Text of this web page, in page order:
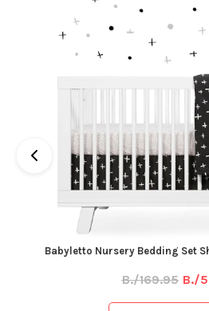
Babyletto Nursery Bedding Set
B./169.95 B./